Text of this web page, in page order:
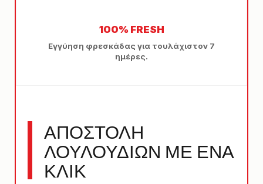
100% FRESH
Εγγύηση φρεσκάδας για τουλάχιστον 7
ημέρες.
ΑΠΟΣΤΟΛΗ
ΛΟΥΛΟΥΔΙΩΝ ΜΕ ΕΝΑ
ΚΛΙΚ